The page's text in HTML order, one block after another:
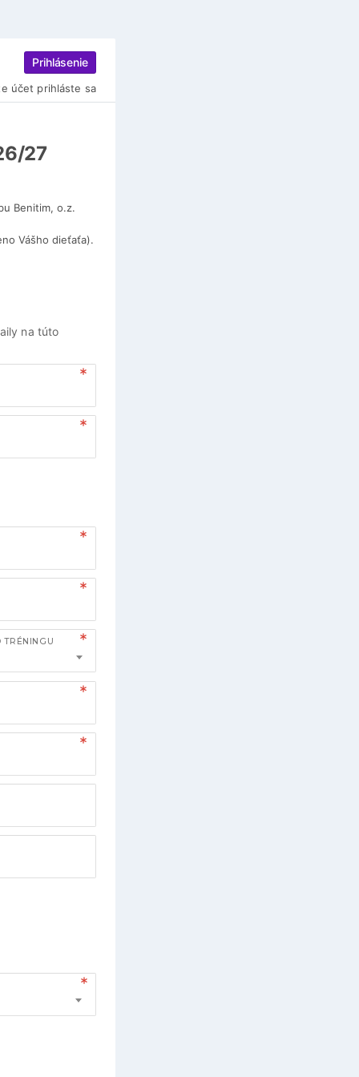
Prihlásenie
účet prihláste sa
27
Benitim, o.z.
Vášho dieťaťa).
na túto
TRÉNINGU